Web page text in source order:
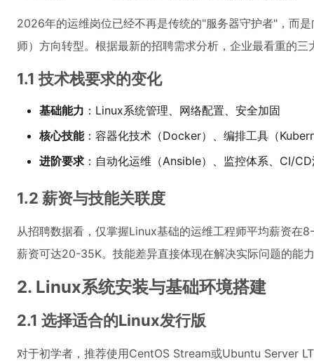
2026年的运维岗位已经不再是传统的"服务器守护者"，而
师）方向转型。根据最新的招聘需求分析，企业最看重的三
1.1 技术栈要求的变化
基础能力 ：Linux系统管理、网络配置、安全加固
核心技能：容器化技术（Docker）、编排工具（
进阶要求 ：自动化运维（Ansible）、监控体系、CI/
1.2 薪资与技能关联度
从招聘数据看，仅掌握Linux基础的运维工程师平均薪资在
薪资可达20-35K。技能差异直接体现在解决实际问题的能
2. Linux系统安装与基础环境搭建
2.1 选择适合的Linux发行版
对于初学者，推荐使用CentOS Stream或Ubuntu Server